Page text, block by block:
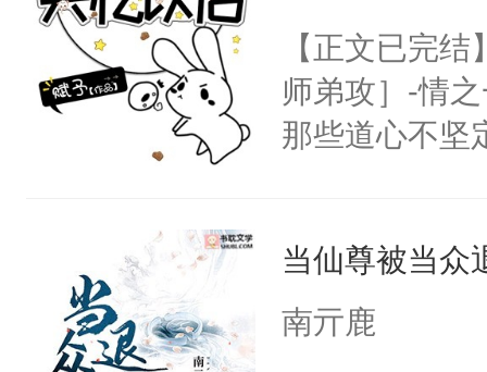
名蛇蛇，跟
不知道，那
头，魔尊墨宴
宴：柳折枝你
们竟然欺负
宴：要不你
来……“蛇蛇，
【正文已完
师弟攻］-情
那些道心不坚
妄。当他看到
白，这一切终
当仙尊被当众
南亓鹿